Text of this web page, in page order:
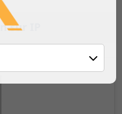
sur IP